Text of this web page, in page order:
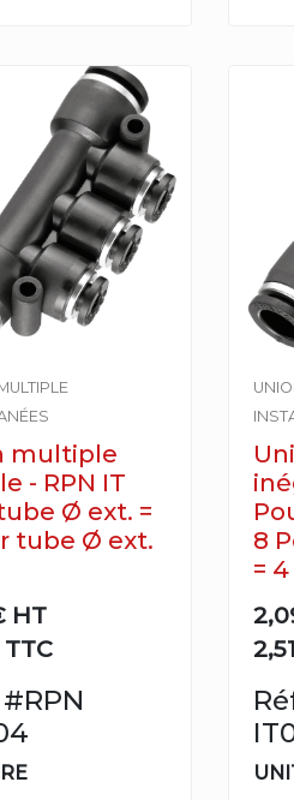
multiple
- RPN IT
Ø ext. =
tube Ø ext.
HT
8
= 4